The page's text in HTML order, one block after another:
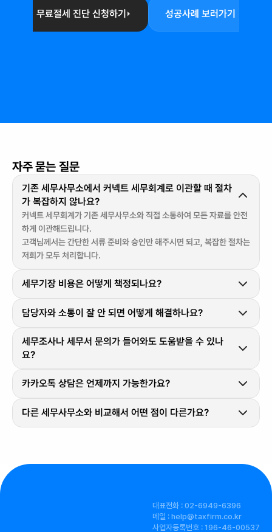
무료절세 진단 신청하기 성공사례 보러가기
자주 묻는 질문
기존 세무사무소에서 커넥트 세무회계로 이관할 때 절차
가 복잡하지 않나요?
커넥트 세무회계가 기존 세무사무소와 직접 소통하여 모든 자료를 안전
하게 이관해드립니다.
고객님께서는 간단한 서류 준비와 승인만 해주시면 되고, 복잡한 절차는
세무기장 비용은 어떻게 책정되나요?
담당자와 소통이 잘 안 되면 어떻게 해결하나요?
세무조사나 세무서 문의가 들어와도 도움받을 수 있나
요?
카카오톡 상담은 언제까지 가능한가요?
다른 세무사무소와 비교해서 어떤 점이 다른가요?
대표전화 : 02-6949-6396
메일 : help@taxfirm.co.kr
사업자등록번호 : 196-46-00537